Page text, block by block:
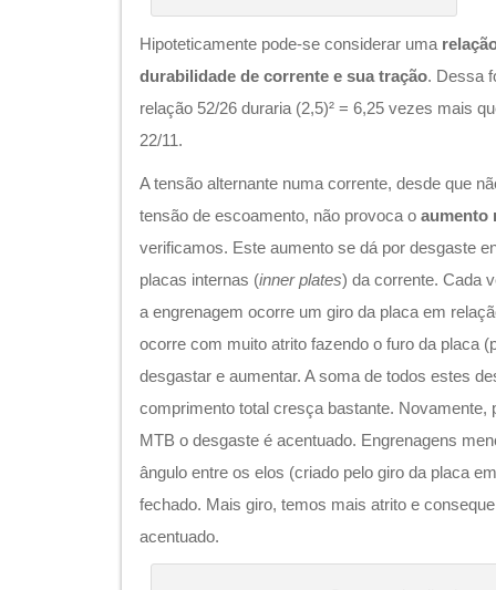
Hipoteticamente pode-se considerar uma
durabilidade de corrente e sua tração. Dessa
relação 52/26 duraria (2,5)² = 6,25 vezes mais
22/11.
A tensão alternante numa corrente, desde que
tensão de escoamento, não provoca o aumento
verificamos. Este aumento se dá por desgaste
placas internas (inner plates) da corrente. Cada
a engrenagem ocorre um giro da placa em
ocorre com muito atrito fazendo o furo da placa
desgastar e aumentar. A soma de todos estes
comprimento total cresça bastante. Novamente,
MTB o desgaste é acentuado. Engrenagens
ângulo entre os elos (criado pelo giro da placa
fechado. Mais giro, temos mais atrito e
acentuado.